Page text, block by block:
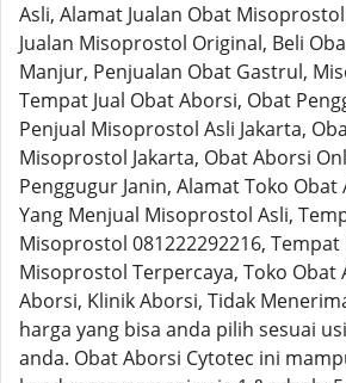
Asli, Alamat Jualan Obat
Jualan Misoprostol Original, Beli
Manjur, Penjualan Obat Gastrul,
Tempat Jual Obat Aborsi, Obat
Penjual Misoprostol Asli Jakarta,
Misoprostol Jakarta, Obat Aborsi
Penggugur Janin, Alamat Toko
Yang Menjual Misoprostol Asli,
Misoprostol 081222292216, Tempat
Misoprostol Terpercaya, Toko Obat
Aborsi, Klinik Aborsi, Tidak
harga yang bisa anda pilih sesuai
anda. Obat Aborsi Cytotec ini